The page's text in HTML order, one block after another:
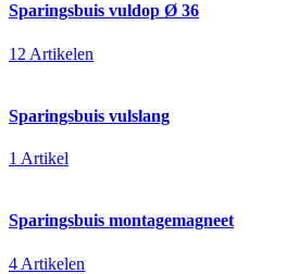
Sparingsbuis vuldop Ø 36
12 Artikelen
Sparingsbuis vulslang
1 Artikel
Sparingsbuis montagemagneet
4 Artikelen